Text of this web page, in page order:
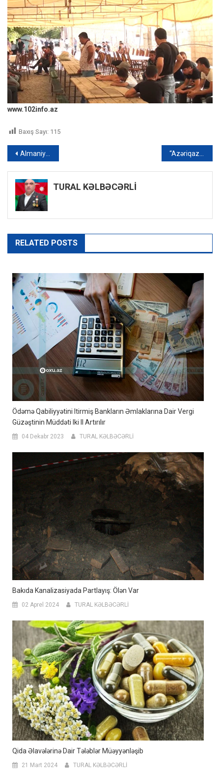
www.102info.az
Baxış Sayı: 115
Yazı
naviqasiyası
Almaniyadakı “Chanel” mağazasında rusiyalı satıcılar ukraynalılarla əvəzlənib
TURAL KƏLBƏCƏRLİ
RELATED POSTS
Ödəmə Qabiliyyətini Itirmiş Bankların Əmlaklarına Dair Vergi
Güzəştinin Müddəti Iki Il Artırılır
04 Dekabr 2023 TURAL KƏLBƏCƏRLİ
Bakıda Kanalizasiyada Partlayış: Ölən Var
02 Aprel 2024 TURAL KƏLBƏCƏRLİ
Qida Əlavələrinə Dair Tələblər Müəyyənləşib
21 Mart 2024 TURAL KƏLBƏCƏRLİ